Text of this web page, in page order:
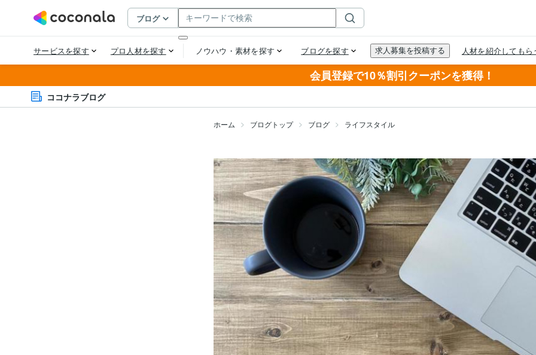
会員登録で10％割引クーポンを獲得！
ココナラブログ
ホーム ブログトップ ブログ ライフスタイル